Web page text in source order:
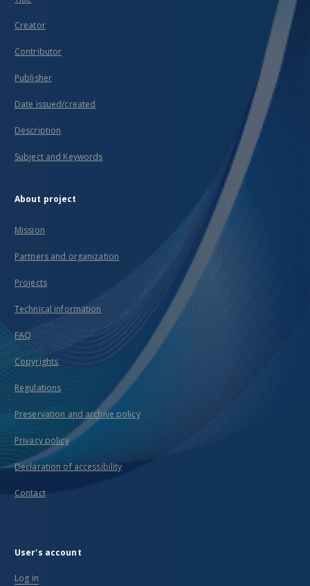
Creator
Contributor
Publisher
Date issued/created
Description
Subject and Keywords
About project
Mission
Partners and organization
Projects
Technical information
FAQ
Copyrights
Regulations
Preservation and archive policy
Privacy policy
Declaration of accessibility
Contact
User's account
Log in